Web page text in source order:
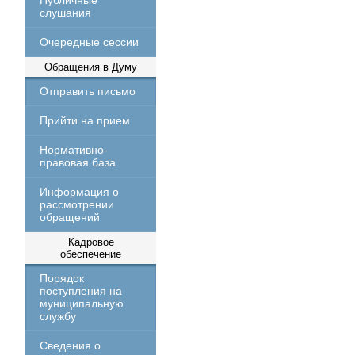
слушания
Очередные сессии
Обращения в Думу
Отправить письмо
Прийти на прием
Нормативно-
правовая база
Информация о
рассмотрении
обращений
Кадровое
обеспечение
Порядок
поступления на
муниципальную
службу
Сведения о